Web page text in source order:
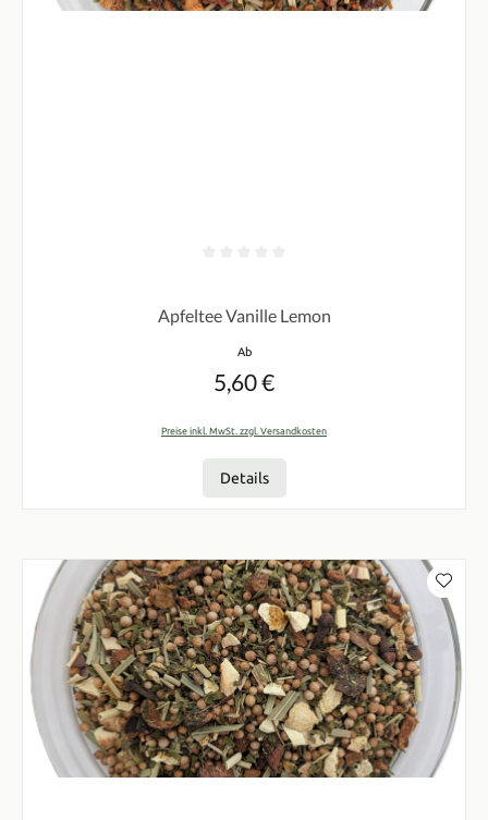
Apfeltee Vanille Lemon
Regulärer Preis:
Ab
5,60 €
Preise inkl. MwSt. zzgl. Versandkosten
Details